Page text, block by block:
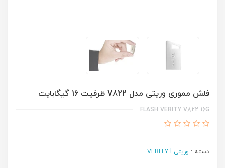
فلش مموری وریتی مدل V822 ظرفیت 16 گیگابایت
FLASH VERITY V822 16G
دسته : وریتی VERITY l